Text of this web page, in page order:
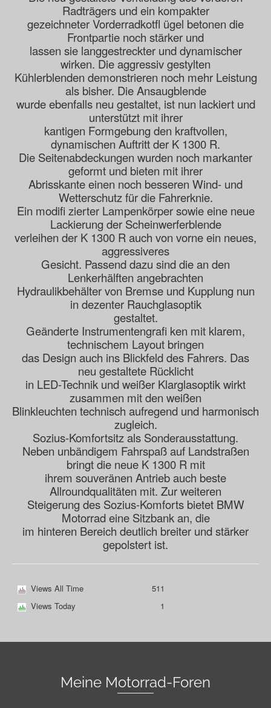
Radträgers und ein kompakter
gezeichneter Vorderradkotfl ügel betonen die
Frontpartie noch stärker und
lassen sie langgestreckter und dynamischer
wirken. Die aggressiv gestylten
Kühlerblenden demonstrieren noch mehr Leistung
als bisher. Die Ansaugblende
wurde ebenfalls neu gestaltet, ist nun lackiert und
unterstützt mit ihrer
kantigen Formgebung den kraftvollen,
dynamischen Auftritt der K 1300 R.
Die Seitenabdeckungen wurden noch markanter
geformt und bieten mit ihrer
Abrisskante einen noch besseren Wind- und
Wetterschutz für die Fahrerknie.
Ein modifi zierter Lampenkörper sowie eine neue
Lackierung der Scheinwerferblende
verleihen der K 1300 R auch von vorne ein neues,
aggressiveres
Gesicht. Passend dazu sind die an den
Lenkerhälften angebrachten
Hydraulikbehälter von Bremse und Kupplung nun
in dezenter Rauchglasoptik
gestaltet.
Geänderte Instrumentengrafi ken mit klarem,
technischem Layout bringen
das Design auch ins Blickfeld des Fahrers. Das
neu gestaltete Rücklicht
in LED-Technik und weißer Klarglasoptik wirkt
zusammen mit den weißen
Blinkleuchten technisch aufregend und harmonisch
zugleich.
Sozius-Komfortsitz als Sonderausstattung.
Neben unbändigem Fahrspaß auf Landstraßen
bringt die neue K 1300 R mit
ihrem souveränen Antrieb auch beste
Allroundqualitäten mit. Zur weiteren
Steigerung des Sozius-Komforts bietet BMW
Motorrad eine Sitzbank an, die
im hinteren Bereich deutlich breiter und stärker
gepolstert ist.
Views All Time
511
Views Today
1
Meine Motorrad-Foren